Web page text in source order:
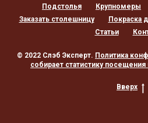
Подстолья
Крупномеры
Заказать столешницу
Покраска
Статьи
© 2022 Слэб Эксперт. Политика
собирает статистику
Вверх